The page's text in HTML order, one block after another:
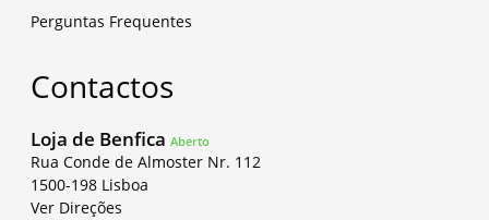
Perguntas Frequentes
Contactos
Loja de Benfica Aberto
Rua Conde de Almoster Nr. 112
1500-198 Lisboa
Ver Direções